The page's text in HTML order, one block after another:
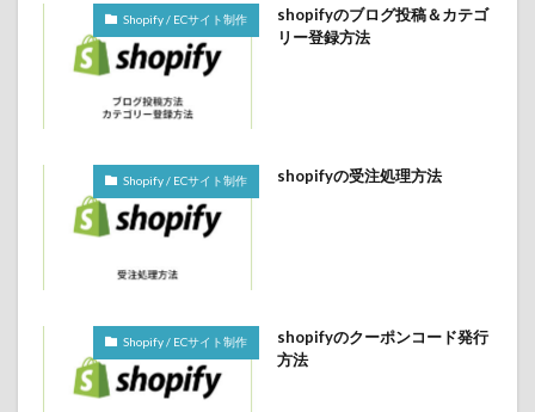
Shopify / ECサイト制作
shopifyのブログ投稿＆カテゴ
リー登録方法
Shopify / ECサイト制作 shopifyの受注処理方法
Shopify / ECサイト制作
shopifyのクーポンコード発行
方法